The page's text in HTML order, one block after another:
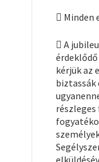
 Minden
 A
kérjük az
biztassák